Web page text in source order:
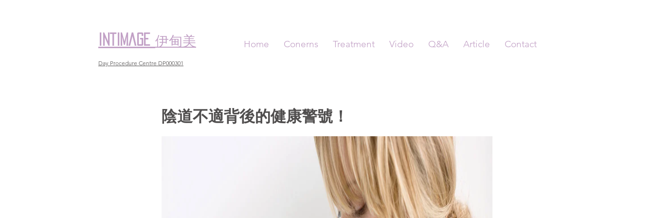
intimage 伊甸美 Home Conerns Treatment Video Q&A Article Contact
Day Procedure Centre DP000301
陰道不適背後的健康警號！